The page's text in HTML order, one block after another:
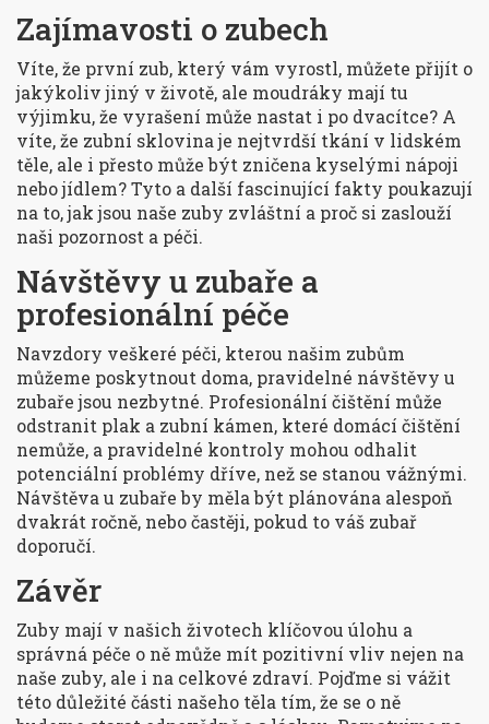
Zajímavosti o zubech
Víte, že první zub, který vám vyrostl, můžete přijít o
jakýkoliv jiný v životě, ale moudráky mají tu
výjimku, že vyrašení může nastat i po dvacítce? A
víte, že zubní sklovina je nejtvrdší tkání v lidském
těle, ale i přesto může být zničena kyselými nápoji
nebo jídlem? Tyto a další fascinující fakty poukazují
na to, jak jsou naše zuby zvláštní a proč si zaslouží
naši pozornost a péči.
Návštěvy u zubaře a
profesionální péče
Navzdory veškeré péči, kterou našim zubům
můžeme poskytnout doma, pravidelné návštěvy u
zubaře jsou nezbytné. Profesionální čištění může
odstranit plak a zubní kámen, které domácí čištění
nemůže, a pravidelné kontroly mohou odhalit
potenciální problémy dříve, než se stanou vážnými.
Návštěva u zubaře by měla být plánována alespoň
dvakrát ročně, nebo častěji, pokud to váš zubař
doporučí.
Závěr
Zuby mají v našich životech klíčovou úlohu a
správná péče o ně může mít pozitivní vliv nejen na
naše zuby, ale i na celkové zdraví. Pojďme si vážit
této důležité části našeho těla tím, že se o ně